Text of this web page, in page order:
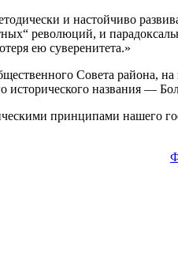
и настойчиво
революций, и
ею суверенитета.»
Совета района, на
названия —
принципами нашего